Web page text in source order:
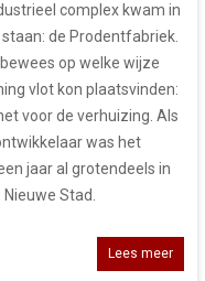
complex kwam in
de Prodentfabriek.
op welke wijze
vlot kon plaatsvinden:
voor de verhuizing. Als
was het
jaar al grotendeels in
Stad.
Lees meer